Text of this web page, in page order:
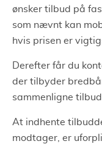
ønsker tilbud på
som nævnt kan
hvis prisen er
Derefter får du
der tilbyder
sammenligne tilbud.
At indhente
modtager, er